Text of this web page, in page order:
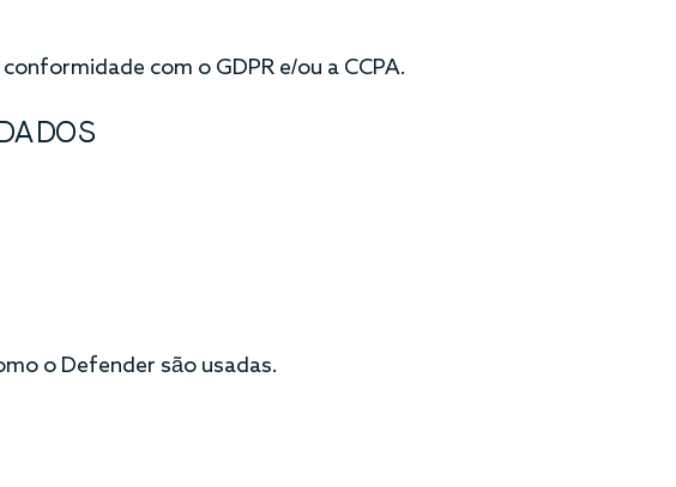
com o GDPR e/ou a CCPA.
o Defender são usadas.